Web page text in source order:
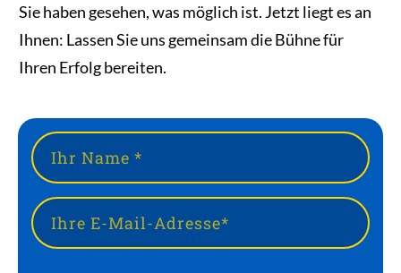
Sie haben gesehen, was möglich ist. Jetzt liegt es an
Ihnen: Lassen Sie uns gemeinsam die Bühne für
Ihren Erfolg bereiten.